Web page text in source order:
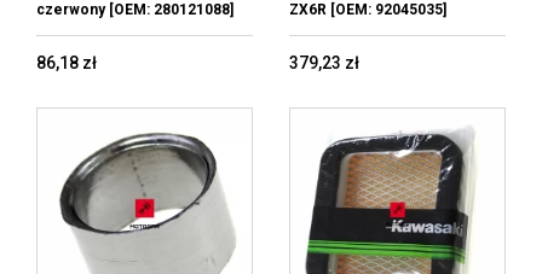
czerwony [OEM: 280121088]
86,18 zł
ZX6R [OEM: 92045035]
379,23 zł